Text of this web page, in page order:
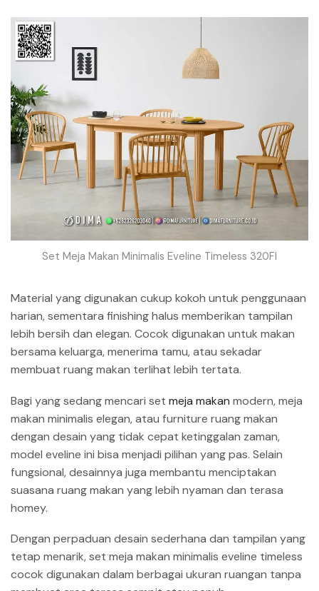
Set Meja Makan Minimalis Eveline Timeless 320FI
Material yang digunakan cukup kokoh untuk penggunaan
harian, sementara finishing halus memberikan tampilan
lebih bersih dan elegan. Cocok digunakan untuk makan
bersama keluarga, menerima tamu, atau sekadar
membuat ruang makan terlihat lebih tertata.
Bagi yang sedang mencari set meja makan modern, meja
makan minimalis elegan, atau furniture ruang makan
dengan desain yang tidak cepat ketinggalan zaman,
model eveline ini bisa menjadi pilihan yang pas. Selain
fungsional, desainnya juga membantu menciptakan
suasana ruang makan yang lebih nyaman dan terasa
homey.
Dengan perpaduan desain sederhana dan tampilan yang
tetap menarik, set meja makan minimalis eveline timeless
cocok digunakan dalam berbagai ukuran ruangan tanpa